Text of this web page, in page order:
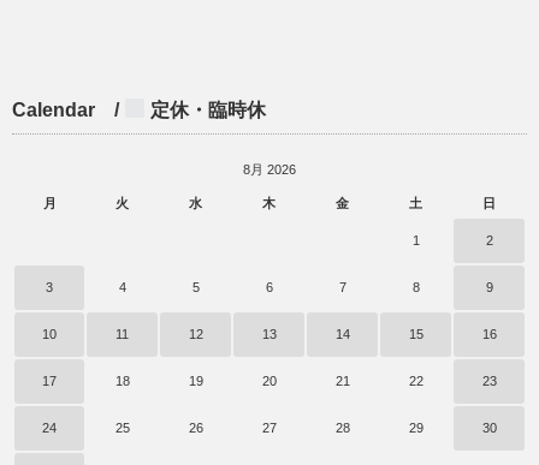
Calendar / 定休・臨時休
8月 2026
月 火 水 木 金 土 日
1 2
3 4 5 6 7 8 9
10 11 12 13 14 15 16
17 18 19 20 21 22 23
24 25 26 27 28 29 30